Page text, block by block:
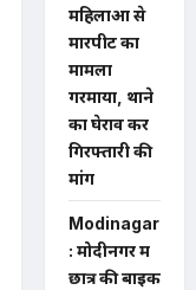
महिलाओं से
मारपीट का
मामला
गरमाया, थाने
का घेराव कर
गिरफ्तारी की
मांग
Modinagar
: मोदीनगर में
छात्र की बाइक